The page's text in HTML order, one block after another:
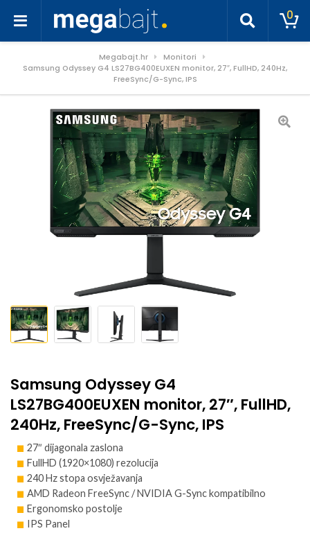
0
Megabajt.hr
Monitori
Samsung Odyssey G4 LS27BG400EUXEN monitor, 27″, FullHD, 240Hz,
FreeSync/G-Sync, IPS
Samsung Odyssey G4
LS27BG400EUXEN monitor, 27″, FullHD,
240Hz, FreeSync/G-Sync, IPS
27″ dijagonala zaslona
FullHD (1920×1080) rezolucija
240 Hz stopa osvježavanja
AMD Radeon FreeSync / NVIDIA G-Sync kompatibilno
Ergonomsko postolje
IPS Panel